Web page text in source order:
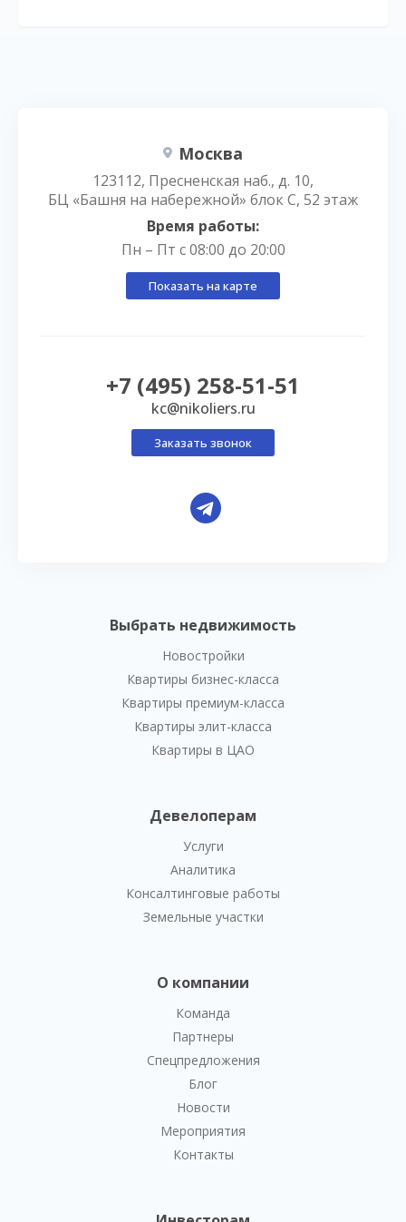
Выбрать недвижимость
Новостройки
Квартиры бизнес-класса
Квартиры премиум-класса
Квартиры элит-класса
Квартиры в ЦАО
Девелоперам
Услуги
Аналитика
Консалтинговые работы
Земельные участки
О компании
Команда
Партнеры
Спецпредложения
Блог
Новости
Мероприятия
Контакты
Москва
123112, Пресненская наб., д. 10,
БЦ «Башня на набережной» блок С, 52 этаж
Время работы:
Пн – Пт с 08:00 до 20:00
Показать на карте
+7 (495) 258-51-51
kc@nikoliers.ru
Заказать звонок